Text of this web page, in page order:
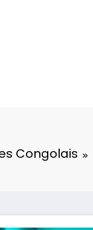
Congolais